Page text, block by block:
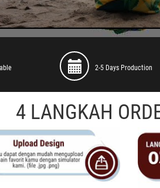
2-5 Days Production
4 LANGKAH